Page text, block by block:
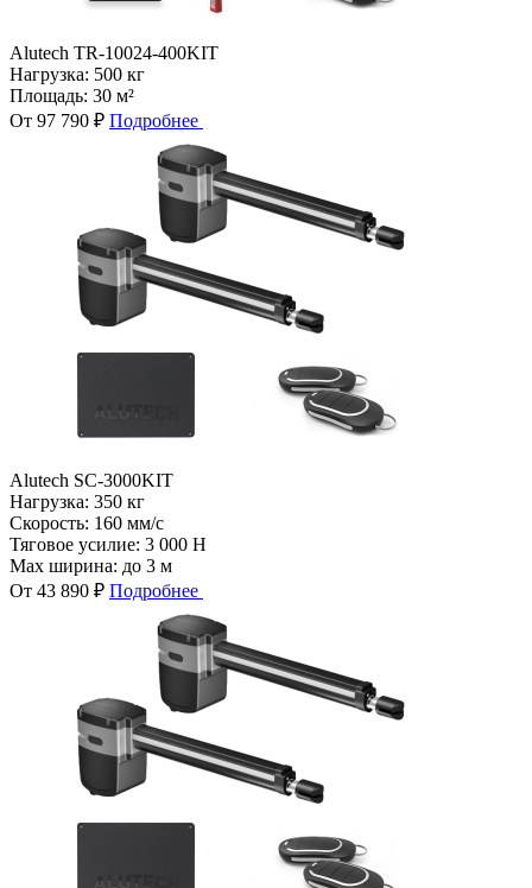
Alutech TR-10024-400KIT
Нагрузка: 500 кг
Площадь: 30 м²
От 97 790 ₽ Подробнее
Alutech SC-3000KIT
Нагрузка: 350 кг
Скорость: 160 мм/с
Тяговое усилие: 3 000 Н
Max ширина: до 3 м
От 43 890 ₽ Подробнее